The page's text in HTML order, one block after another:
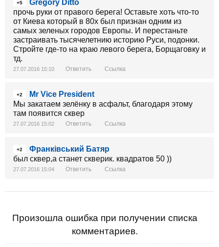
+5
Gregory Ditto
прочь руки от правого берега! Оставьте хоть что-то
от Киева который в 80х был признан одним из
самых зеленых городов Европы. И перестаньте
застраивать тысячелетнию историю Руси, подонки.
Стройте где-то на краю левого берега, Борщаговку и
тд.
27.07.2016 15:10 Ответить Ссылка
+2
Mr Vice President
Мы закатаем зелёнку в асфальт, благодаря этому
там появится сквер
27.07.2016 15:02 Ответить Ссылка
+2
Франківський Батяр
был сквер,а станет скверик. квадратов 50 ))
27.07.2016 15:04 Ответить Ссылка
Произошла ошибка при получении списка
комментариев.